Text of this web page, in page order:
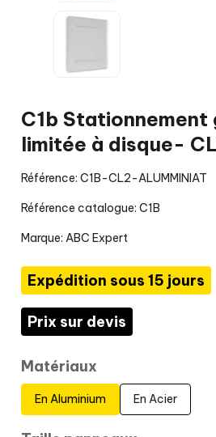
C1b
limitée à disque-
Référence: C1B-CL2-ALUMMINIAT
Référence catalogue: C1B
Marque: ABC Expert
Expédition sous 15 jours
Prix sur devis
Matériaux
En Aluminium En Acier